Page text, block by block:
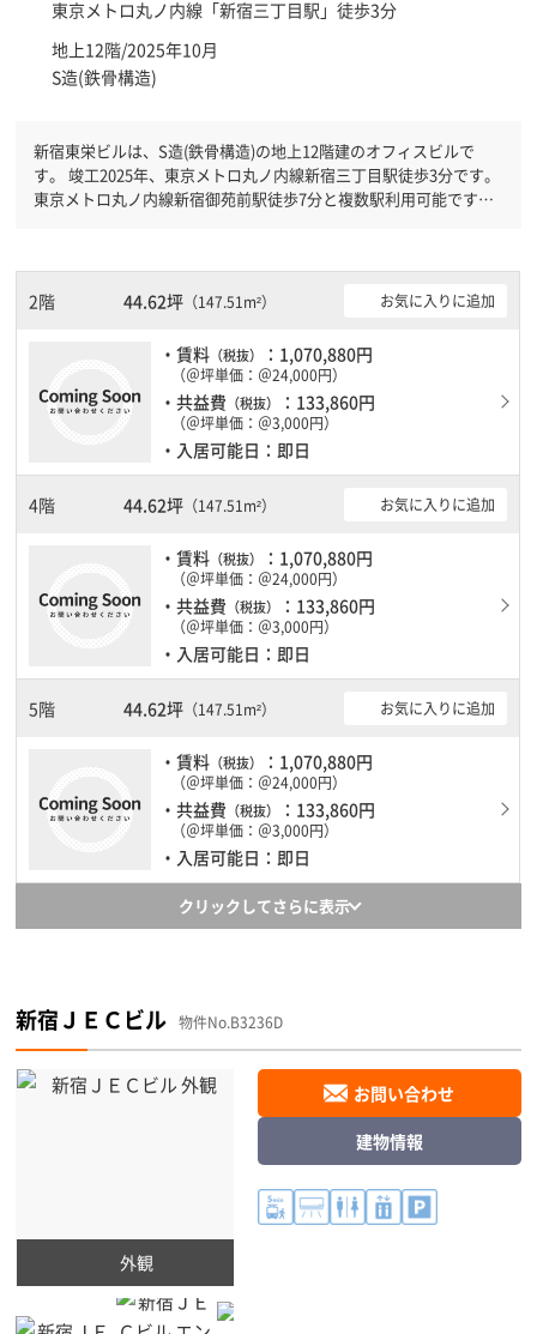
東京メトロ丸ノ内線「新宿三丁目駅 」徒歩3分
地上12階/2025年10月
S造(鉄骨構造)
新宿東栄ビルは、S造(鉄骨構造)の地上12階建のオフィスビルで
す。 竣工2025年、東京メトロ丸ノ内線新宿三丁目駅徒歩3分です。
東京メトロ丸ノ内線新宿御苑前駅徒歩7分と複数駅利用可能です。
2階 44.62坪 （147.51m²） お気に入りに追加
・賃料 （税抜） ：1,070,880円
（＠坪単価：＠24,000円）
・共益費 （税抜） ：133,860円
（＠坪単価：＠3,000円）
・入居可能日：即日
4階 44.62坪 （147.51m²） お気に入りに追加
・賃料 （税抜） ：1,070,880円
（＠坪単価：＠24,000円）
・共益費 （税抜） ：133,860円
（＠坪単価：＠3,000円）
・入居可能日：即日
5階 44.62坪 （147.51m²） お気に入りに追加
・賃料 （税抜） ：1,070,880円
（＠坪単価：＠24,000円）
・共益費 （税抜） ：133,860円
（＠坪単価：＠3,000円）
・入居可能日：即日
クリックしてさらに表示
新宿ＪＥＣビル 物件No.B3236D
外観
お問い合わせ
建物情報